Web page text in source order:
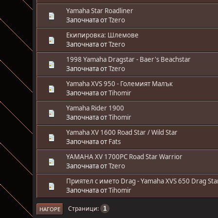
Yamaha Star Roadliner
Започната отTzero
Екипировка: Шлемове
Започната отTzero
1998 Yamaha Dragstar - Baer's Beachstar
Започната отTzero
Yamaha XVS 950 - Големият Малък
Започната отTihomir
Yamaha Rider 1900
Започната отTihomir
Yamaha XV 1600 Road Star / Wild Star
Започната от Fats
YAMAHA XV 1700PC Road Star Warrior
Започната отTzero
Приятел с името Drag - Yamaha XVS 650 Drag
Започната отTihomir
НАГОРЕ Страници 1